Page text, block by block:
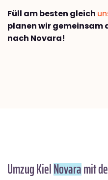
Füll am besten gleich
planen wir gemeinsam
nach Novara!
Umzug KielNovaramit